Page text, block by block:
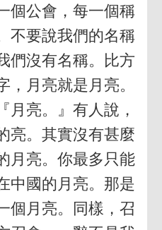
個公會，每一個稱
不要說我們的名稱
們沒有名稱。比方
，月亮就是月亮。
月亮。』有人說，
亮。其實沒有甚麼
月亮。你最多只能
中國的月亮。那是
個月亮。同樣，召